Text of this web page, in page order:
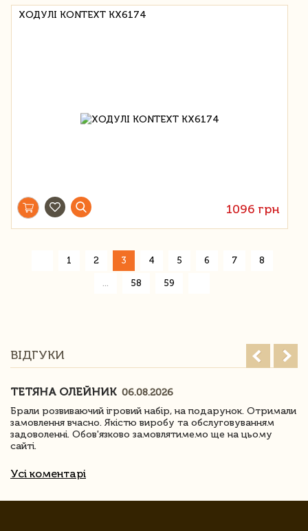
ХОДУЛІ KONTEXT KX6174
1096 грн
1 2 3 4 5 6 7 8
58 59
ВІДГУКИ
ТЕТЯНА ОЛЕЙНИК 06.08.2026
Брали розвиваючий ігровий набір, на подарунок. Отримали
замовлення вчасно. Якістю виробу та обслуговуванням
задоволенні. Обов'язково замовлятимемо ще на цьому
сайті.
Усі коментарі